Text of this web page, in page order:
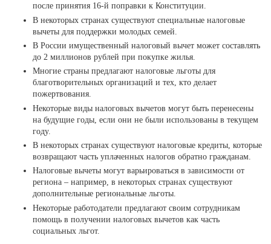
после принятия 16-й поправки к Конституции.
В некоторых странах существуют специальные налоговые
вычеты для поддержки молодых семей.
В России имущественный налоговый вычет может составлять
до 2 миллионов рублей при покупке жилья.
Многие страны предлагают налоговые льготы для
благотворительных организаций и тех, кто делает
пожертвования.
Некоторые виды налоговых вычетов могут быть перенесены
на будущие годы, если они не были использованы в текущем
году.
В некоторых странах существуют налоговые кредиты, которые
возвращают часть уплаченных налогов обратно гражданам.
Налоговые вычеты могут варьироваться в зависимости от
региона – например, в некоторых странах существуют
дополнительные региональные льготы.
Некоторые работодатели предлагают своим сотрудникам
помощь в получении налоговых вычетов как часть
социальных льгот.